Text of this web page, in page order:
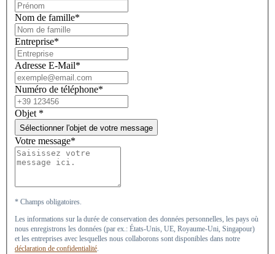
Nom de famille*
Entreprise*
Adresse E-Mail*
Numéro de téléphone*
Objet *
Sélectionner l'objet de votre message
Votre message*
* Champs obligatoires.
Les informations sur la durée de conservation des données personnelles, les pays où
nous enregistrons les données (par ex.: États-Unis, UE, Royaume-Uni, Singapour)
et les entreprises avec lesquelles nous collaborons sont disponibles dans notre
déclaration de confidentialité.